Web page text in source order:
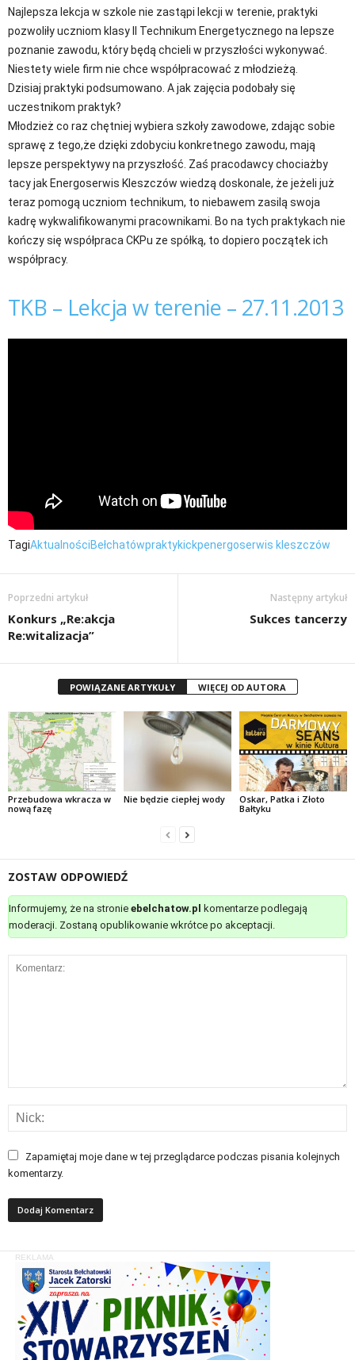
Najlepsza lekcja w szkole nie zastąpi lekcji w terenie, praktyki
pozwoliły uczniom klasy II Technikum Energetycznego na lepsze
poznanie zawodu, który będą chcieli w przyszłości wykonywać.
Niestety wiele firm nie chce współpracować z młodzieżą.
Dzisiaj praktyki podsumowano. A jak zajęcia podobały się
uczestnikom praktyk?
Młodzież co raz chętniej wybiera szkoły zawodowe, zdając sobie
sprawę z tego,że dzięki zdobyciu konkretnego zawodu, mają
lepsze perspektywy na przyszłość. Zaś pracodawcy chociażby
tacy jak Energoserwis Kleszczów wiedzą doskonale, że jeżeli już
teraz pomogą uczniom technikum, to niebawem zasilą swoja
kadrę wykwalifikowanymi pracownikami. Bo na tych praktykach nie
kończy się współpraca CKPu ze spółką, to dopiero początek ich
współpracy.
TKB – Lekcja w terenie – 27.11.2013
TagiAktualnościBełchatówpraktykickpenergoserwis kleszczów
Poprzedni artykuł
Konkurs „Re:akcja
Re:witalizacja”
Następny artykuł
Sukces tancerzy
POWIĄZANE ARTYKUŁY WIĘCEJ OD AUTORA
Przebudowa wkracza w
nową fazę
Nie będzie ciepłej wody
Oskar, Patka i Złoto
Bałtyku
ZOSTAW ODPOWIEDŹ
Informujemy, że na stronie ebelchatow.pl
komentarze podlegają
moderacji. Zostaną opublikowanie wkrótce po akceptacji.
Zapamiętaj moje dane w tej przeglądarce podczas pisania kolejnych
komentarzy.
REKLAMA